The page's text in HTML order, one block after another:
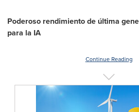
Poderoso rendimiento de última
para la IA
Continue Reading